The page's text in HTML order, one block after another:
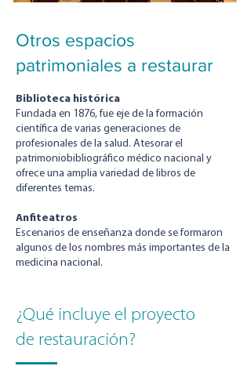
Otros espacios
patrimoniales a restaurar
Biblioteca histórica
Fundada en 1876, fue eje de la formación
científica de varias generaciones de
profesionales de la salud. Atesorar el
patrimoniobibliográfico médico nacional y
ofrece una amplia variedad de libros de
diferentes temas.
Anfiteatros
Escenarios de enseñanza donde se formaron
algunos de los nombres más importantes de la
medicina nacional.
¿Qué incluye el proyecto
de restauración?